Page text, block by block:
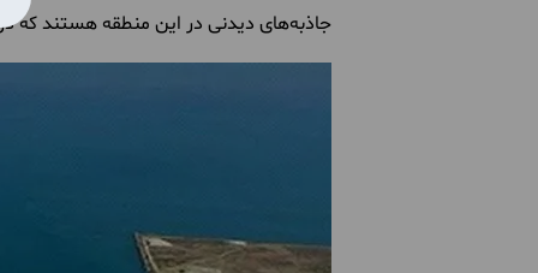
جاذبه‌های دیدنی در این منطقه هستند که